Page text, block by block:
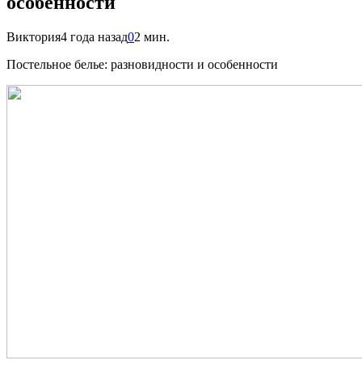
Виктория4 года назад02 мин.
Постельное белье: разновидности и особенности